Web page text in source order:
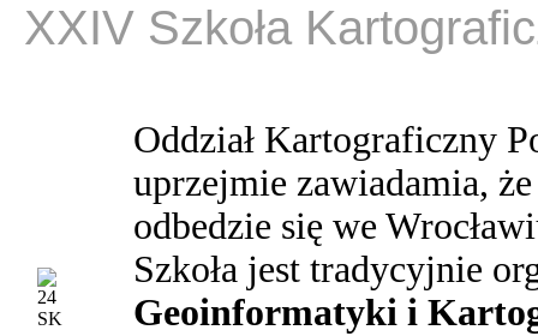
XXIV Szkoła
Oddział Kartograficzny
uprzejmie zawiadamia, że
odbedzie się we
Szkoła jest tradycyjnie
Geoinformatyki i